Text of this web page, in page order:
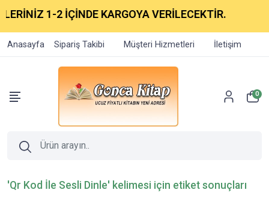
1-2 İÇİNDE KARGOYA VERİLECEKTİR.
Anasayfa Sipariş Takibi Müşteri Hizmetleri İletişim
0
'Qr Kod İle Sesli Dinle' kelimesi için etiket sonuçları